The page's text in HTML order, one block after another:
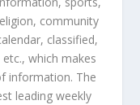
community
classified,
which makes
information. The
leading weekly